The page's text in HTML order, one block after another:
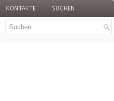
KONTAKTE SUCHEN